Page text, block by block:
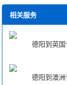
相关服务
德阳到英国
德阳到澳洲